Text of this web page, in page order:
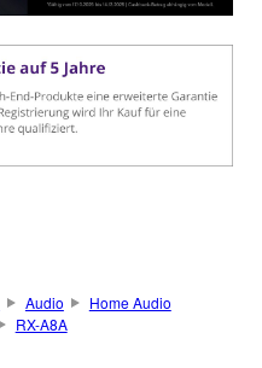
Audio
Home Audio
RX-A8A